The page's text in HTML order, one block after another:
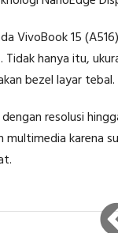
VivoBook 15
hanya itu,
bezel layar tebal.
resolusi
karena